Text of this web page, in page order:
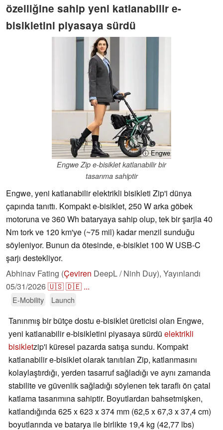
özelliğine sahip yeni katlanabilir e-
bisikletini piyasaya sürdü
ⓘ Engwe
Engwe Zip e-bisiklet katlanabilir bir
tasarıma sahiptir
Engwe, yeni katlanabilir elektrikli bisikleti Zip'i dünya
çapında tanıttı. Kompakt e-bisiklet, 250 W arka göbek
motoruna ve 360 Wh bataryaya sahip olup, tek bir şarjla 40
Nm tork ve 120 km'ye (~75 mil) kadar menzil sunduğu
söyleniyor. Bunun da ötesinde, e-bisiklet 100 W USB-C
şarjı destekliyor.
Abhinav Fating (Çeviren DeepL / Ninh Duy), Yayınlandı
05/31/2026🇺🇸🇩🇪 ...
E-Mobility Launch
Tanınmış bir bütçe dostu e-bisiklet üreticisi olan Engwe,
yeni katlanabilir e-bisikletini piyasaya sürdü elektrikli
bisikletzip'i küresel pazarda satışa sundu. Kompakt
katlanabilir e-bisiklet olarak tanıtılan Zip, katlanmasını
kolaylaştırdığı, yerden tasarruf sağladığı ve aynı zamanda
stabilite ve güvenlik sağladığı söylenen tek taraflı ön çatal
katlama tasarımına sahiptir. Boyutlardan bahsetmişken,
katlandığında 625 x 623 x 374 mm (62,5 x 67,3 x 37,4 cm)
boyutlarında ve batarya ile birlikte 19,4 kg (42,77 lbs)